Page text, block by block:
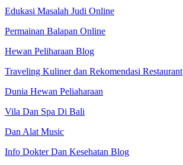
Edukasi Masalah Judi Online
Permainan Balapan Online
Hewan Peliharaan Blog
Traveling Kuliner dan Rekomendasi Restaurant
Dunia Hewan Peliaharaan
Vila Dan Spa Di Bali
Dan Alat Music
Info Dokter Dan Kesehatan Blog